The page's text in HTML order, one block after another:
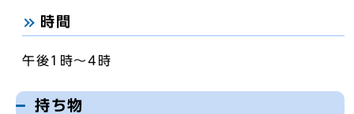
時間
午後1時～4時
持ち物